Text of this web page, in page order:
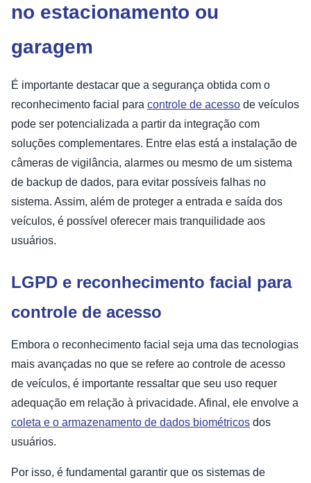
no estacionamento ou
garagem
É importante destacar que a segurança obtida com o
reconhecimento facial para controle de acesso de veículos
pode ser potencializada a partir da integração com
soluções complementares. Entre elas está a instalação de
câmeras de vigilância, alarmes ou mesmo de um sistema
de backup de dados, para evitar possíveis falhas no
sistema. Assim, além de proteger a entrada e saída dos
veículos, é possível oferecer mais tranquilidade aos
usuários.
LGPD e reconhecimento facial para
controle de acesso
Embora o reconhecimento facial seja uma das tecnologias
mais avançadas no que se refere ao controle de acesso
de veículos, é importante ressaltar que seu uso requer
adequação em relação à privacidade. Afinal, ele envolve a
coleta e o armazenamento de dados biométricos dos
usuários.
Por isso, é fundamental garantir que os sistemas de